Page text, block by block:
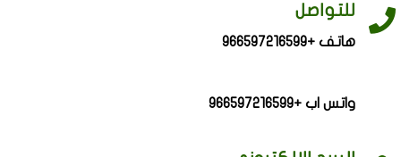
للتواصل
هاتف +966597216599
واتس اب +966597216599